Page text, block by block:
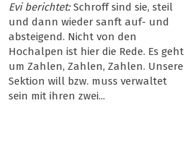
Evi berichtet:Schroff sind sie, steil
und dann wieder sanft auf- und
absteigend. Nicht von den
Hochalpen ist hier die Rede. Es geht
um Zahlen, Zahlen, Zahlen. Unsere
Sektion will bzw. muss verwaltet
sein mit ihren zwei...